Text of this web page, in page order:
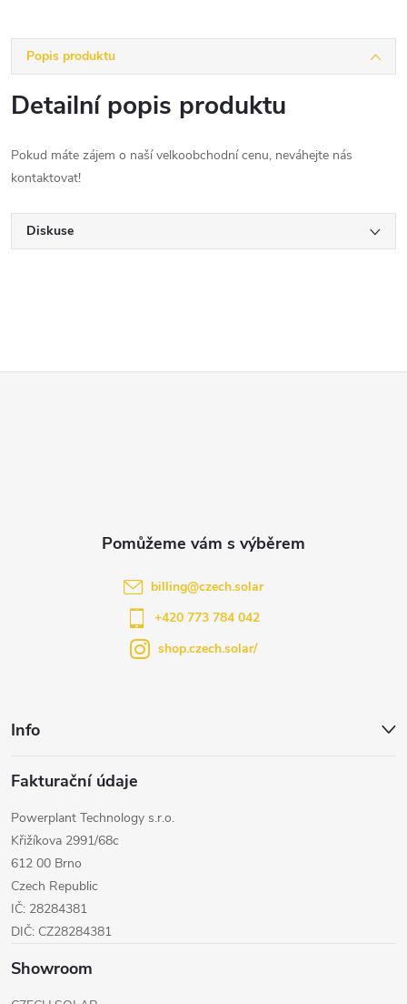
Popis produktu
Detailní popis produktu
Pokud máte zájem o naší velkoobchodní cenu, neváhejte nás
kontaktovat!
Diskuse
Info
Fakturační údaje
Powerplant Technology s.r.o.
Křižíkova 2991/68c
612 00 Brno
Czech Republic
IČ: 28284381
DIČ: CZ28284381
Showroom
billing@czech.solar
+420 773 784 042
shop.czech.solar/